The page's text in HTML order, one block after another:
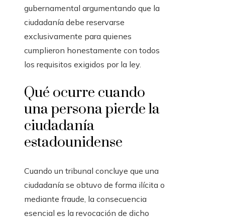
gubernamental argumentando que la
ciudadanía debe reservarse
exclusivamente para quienes
cumplieron honestamente con todos
los requisitos exigidos por la ley.
Qué ocurre cuando
una persona pierde la
ciudadanía
estadounidense
Cuando un tribunal concluye que una
ciudadanía se obtuvo de forma ilícita o
mediante fraude, la consecuencia
esencial es la revocación de dicho